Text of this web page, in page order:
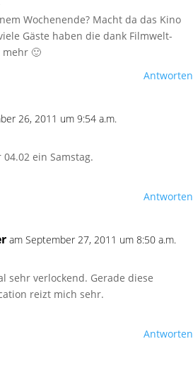
Wochenende? Macht da das Kino
Gäste haben die dank Filmwelt-
🙂
Antworten
26, 2011 um 9:54 a.m.
ein Samstag.
Antworten
am September 27, 2011 um 8:50 a.m.
sehr verlockend. Gerade diese
reizt mich sehr.
Antworten